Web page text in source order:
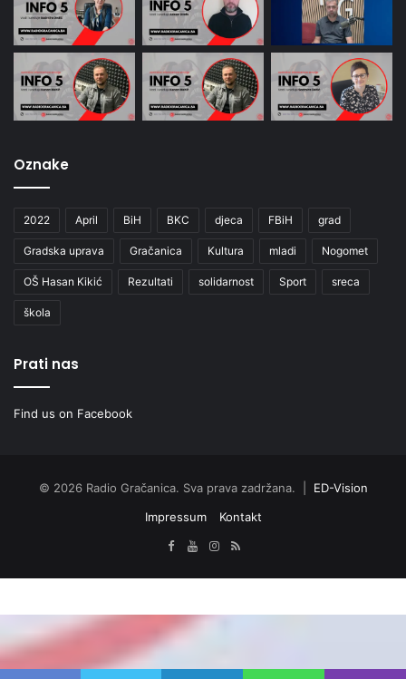
Oznake
2022 April BiH BKC djeca FBiH grad
Gradska uprava Gračanica Kultura mladi Nogomet
OŠ Hasan Kikić Rezultati solidarnost Sport sreca
škola
Prati nas
Find us on Facebook
© 2026 Radio Gračanica. Sva prava zadržana. | ED-Vision
Impressum
Kontakt